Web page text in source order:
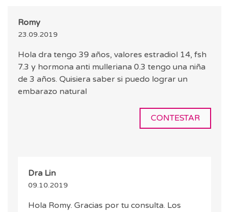
Romy
23.09.2019
Hola dra tengo 39 años, valores estradiol 14, fsh
7.3 y hormona anti mulleriana 0.3 tengo una niña
de 3 años. Quisiera saber si puedo lograr un
embarazo natural
CONTESTAR
Dra Lin
09.10.2019
Hola Romy. Gracias por tu consulta. Los